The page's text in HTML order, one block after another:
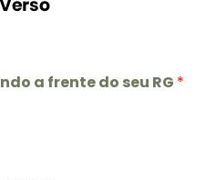
a frente do seu RG *